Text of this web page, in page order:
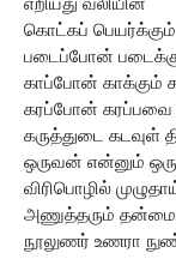
கொட்கப் பெயர்க்கும்
படைப்போன்
காப்போன் காக்கும்
கரப்போன் கரப்பவை
கருத்துடை கடவுள்
ஒருவன் என்னும்
விரிபொழில்
அணுத்தரும்
நூலுணர் உணரா